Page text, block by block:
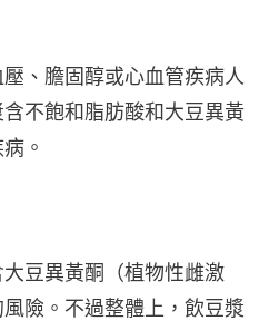
、膽固醇或心血管疾病人
不飽和脂肪酸和大豆異黃
。
豆異黃酮（植物性雌激
險。不過整體上，飲豆漿